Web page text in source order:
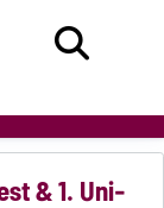
& 1. Uni-